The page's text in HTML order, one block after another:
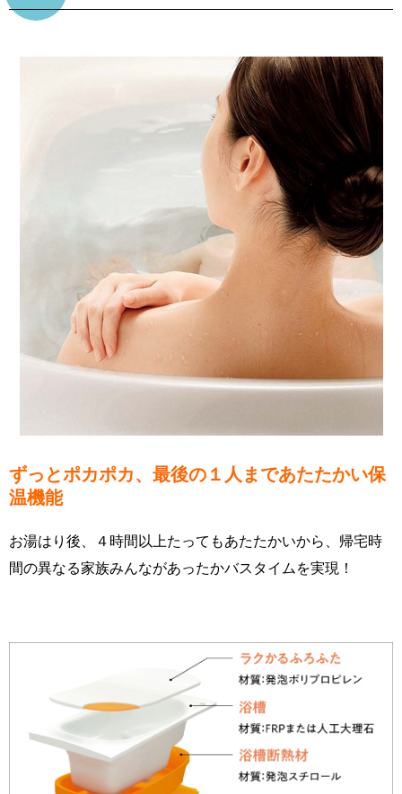
ずっとポカポカ、最後の１人まであたたかい保
温機能
お湯はり後、４時間以上たってもあたたかいから、帰宅時
間の異なる家族みんながあったかバスタイムを実現！